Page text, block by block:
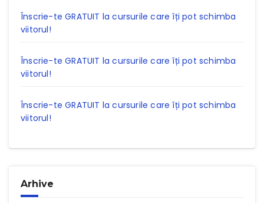
Înscrie-te GRATUIT la cursurile care îți pot schimba
viitorul!
Înscrie-te GRATUIT la cursurile care îți pot schimba
viitorul!
Înscrie-te GRATUIT la cursurile care îți pot schimba
viitorul!
Arhive